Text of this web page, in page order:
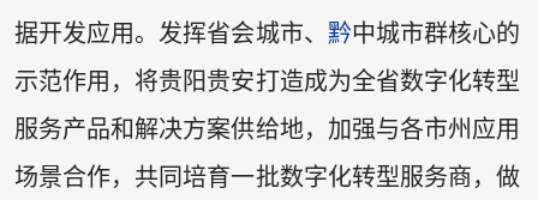
据开发应用。发挥省会城市、 黔中城市群核心的
示范作用，将贵阳贵安打造成为全省数字化转型
服务产品和解决方案供给地，加强与各市州应用
场景合作，共同培育一批数字化转型服务商，做